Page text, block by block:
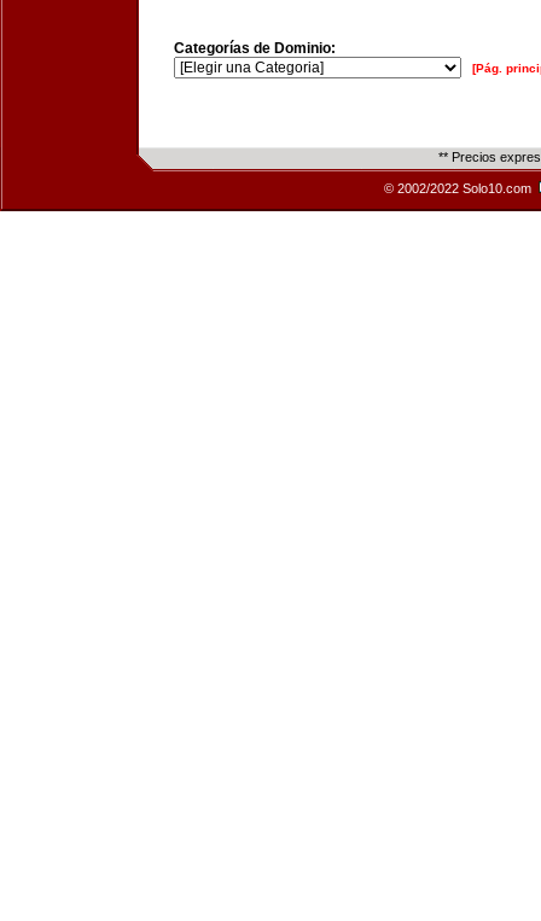
Categorías de Dominio:
[Pág.
** Precios
© 2002/2022 Solo10.com